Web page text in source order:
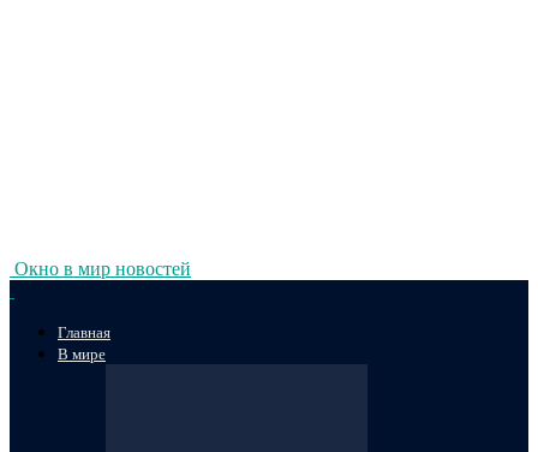
Окно в мир новостей
Главная
В мире